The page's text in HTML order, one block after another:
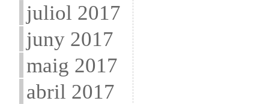
juliol 2017
juny 2017
maig 2017
abril 2017